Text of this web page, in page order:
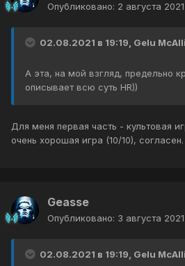
Опубликовано: 2 августа 2021
02.08.2021 в 19:19, Gelu
А эта, на мой взгляд, предельно
описывает всю суть HR))
Для меня первая часть - культовая
очень хорошая игра (10/10), согласен.
Geasse
Опубликовано: 3 августа 2021
02.08.2021 в 19:19, Gelu